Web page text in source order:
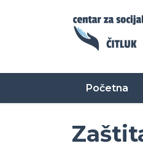
Početna